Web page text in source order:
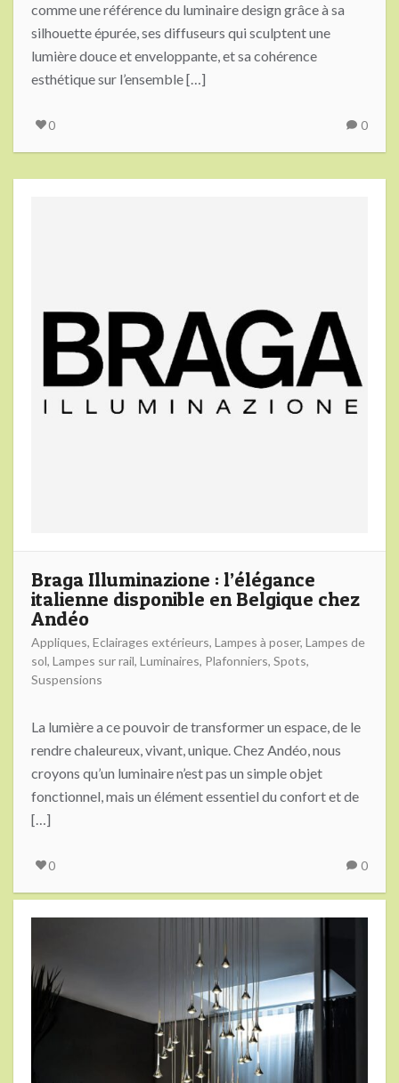
comme une référence du luminaire design grâce à sa
silhouette épurée, ses diffuseurs qui sculptent une
lumière douce et enveloppante, et sa cohérence
esthétique sur l’ensemble […]
0 0
Braga Illuminazione : l’élégance
italienne disponible en Belgique chez
Andéo
Appliques, Eclairages extérieurs, Lampes à poser, Lampes de
sol, Lampes sur rail, Luminaires, Plafonniers, Spots,
Suspensions
La lumière a ce pouvoir de transformer un espace, de le
rendre chaleureux, vivant, unique. Chez Andéo, nous
croyons qu’un luminaire n’est pas un simple objet
fonctionnel, mais un élément essentiel du confort et de
[…]
0 0